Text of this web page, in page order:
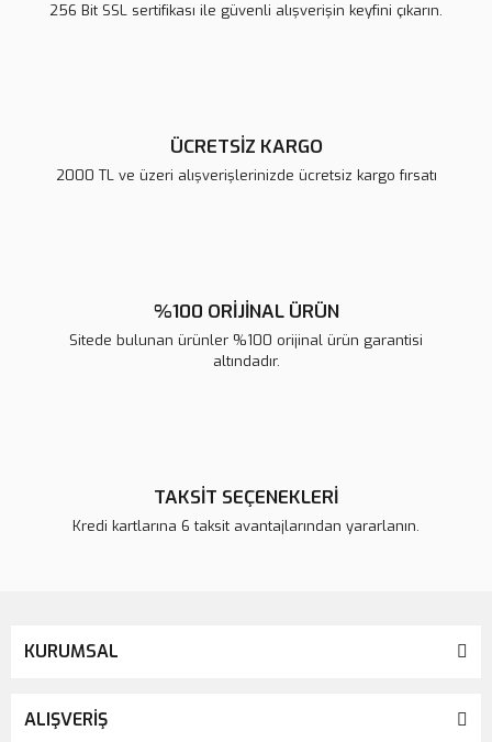
256 Bit SSL sertifikası ile güvenli alışverişin keyfini çıkarın.
ÜCRETSİZ KARGO
2000 TL ve üzeri alışverişlerinizde ücretsiz kargo fırsatı
%100 ORİJİNAL ÜRÜN
Sitede bulunan ürünler %100 orijinal ürün garantisi
altındadır.
TAKSİT SEÇENEKLERİ
Kredi kartlarına 6 taksit avantajlarından yararlanın.
KURUMSAL
ALIŞVERİŞ